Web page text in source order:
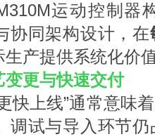
运动控制器
协同架构设计，在
产提供系统化价
更与快速交付
快上线”通常意味
调试与导入环节